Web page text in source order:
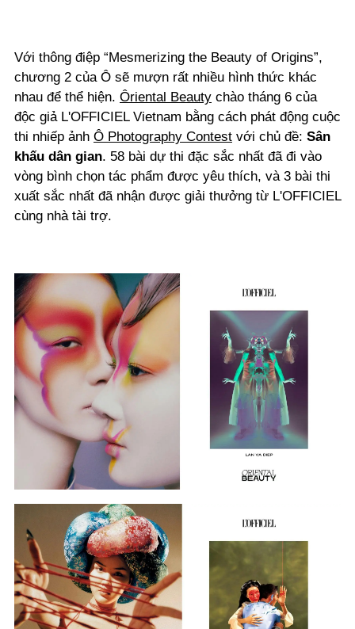
Với thông điệp “Mesmerizing the Beauty of Origins”,
chương 2 của Ô sẽ mượn rất nhiều hình thức khác
nhau để thể hiện. Ôriental Beauty chào tháng 6 của
độc giả L'OFFICIEL Vietnam bằng cách phát động cuộc
thi nhiếp ảnh Ô Photography Contest với chủ đề: Sân
khấu dân gian. 58 bài dự thi đặc sắc nhất đã đi vào
vòng bình chọn tác phẩm được yêu thích, và 3 bài thi
xuất sắc nhất đã nhận được giải thưởng từ L'OFFICIEL
cùng nhà tài trợ.